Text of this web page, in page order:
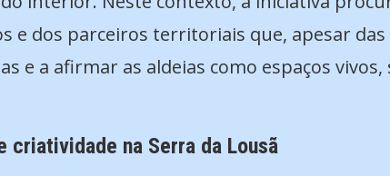
e dos parceiros territoriais que, apesar
e a afirmar as aldeias como espaços
na Serra da Lousã